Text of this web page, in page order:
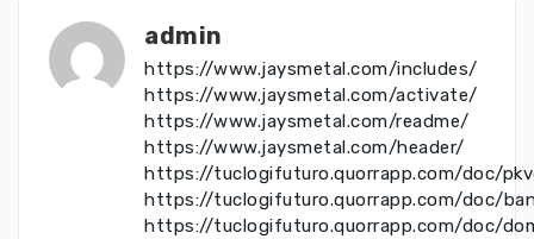
admin
https://www.jaysmetal.com/includes/
https://www.jaysmetal.com/activate/
https://www.jaysmetal.com/readme/
https://www.jaysmetal.com/header/
https://tuclogifuturo.quorrapp.com/doc/
https://tuclogifuturo.quorrapp.com/doc/
https://tuclogifuturo.quorrapp.com/doc/